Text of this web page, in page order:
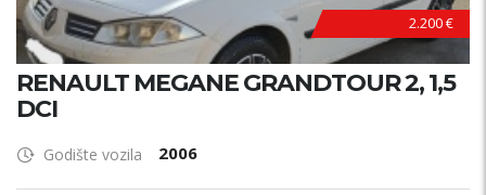
2.200 €
RENAULT MEGANE GRANDTOUR 2, 1,5
DCI
Godište vozila 2006